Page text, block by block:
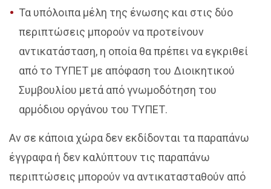
Τα υπόλοιπα μέλη της ένωσης και στις δύο
περιπτώσεις μπορούν να προτείνουν
αντικατάσταση, η οποία θα πρέπει να εγκριθεί
από το ΤΥΠΕΤ με απόφαση του Διοικητικού
Συμβουλίου μετά από γνωμοδότηση του
αρμόδιου οργάνου του ΤΥΠΕΤ.
Αν σε κάποια χώρα δεν εκδίδονται τα παραπάνω
έγγραφα ή δεν καλύπτουν τις παραπάνω
περιπτώσεις μπορούν να αντικατασταθούν από